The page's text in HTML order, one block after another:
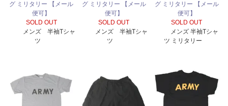
グ ミリタリー 【メール
便可】
SOLD OUT
メンズ 半袖Tシャ
ツ
グ ミリタリー 【メール
便可】
SOLD OUT
メンズ 半袖Tシャ
ツ
グ ミリタリー 【メール
便可】
SOLD OUT
メンズ 半袖Tシャ
ツ ミリタリー